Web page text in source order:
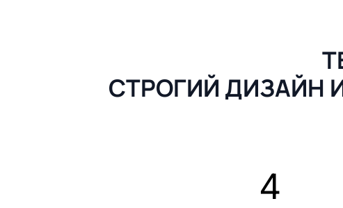
СТРОГИЙ ДИЗАЙН
4